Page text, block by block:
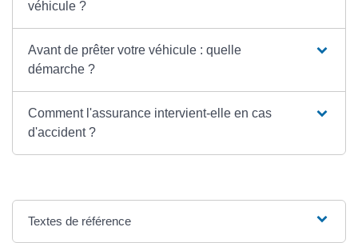
véhicule ?
Avant de prêter votre véhicule : quelle
démarche ?
Comment l'assurance intervient-elle en cas
d'accident ?
Textes de référence